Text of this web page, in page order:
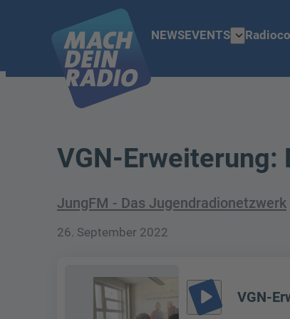
NEWSEVENTS expand_more
VGN-Erweiterung:
JungFM - Das Jugendradionetzwerk
26. September 2022
play_arrow VGN-